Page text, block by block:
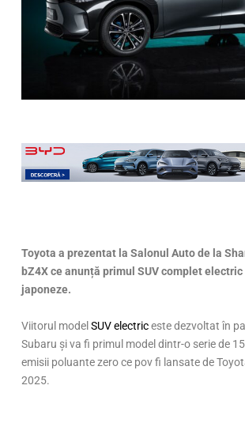
Toyota a prezentat la Salonul Auto de la
bZ4X ce anunță primul SUV complet
japoneze.
Viitorul modelSUV electriceste dezvoltat în
Subaru și va fi primul model dintr-o serie de
emisii poluante zero ce pov fi lansate de
2025.